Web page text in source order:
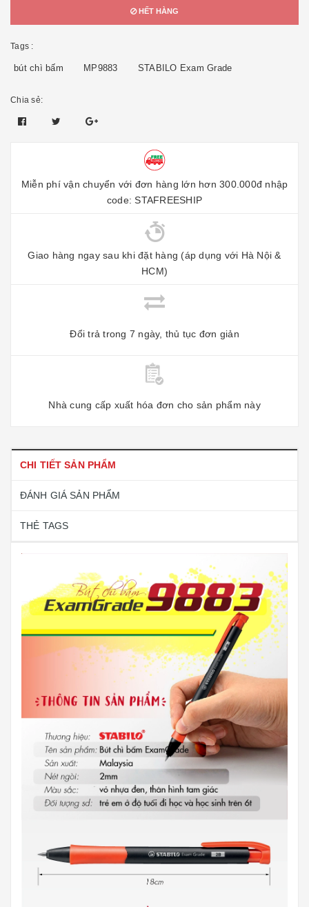
HẾT HÀNG
Tags :
bút chì bấm MP9883 STABILO Exam Grade
Chia sẻ:
Miễn phí vận chuyển với đơn hàng lớn hơn 300.000đ nhập
code: STAFREESHIP
Giao hàng ngay sau khi đặt hàng (áp dụng với Hà Nội &
HCM)
Đổi trả trong 7 ngày, thủ tục đơn giản
Nhà cung cấp xuất hóa đơn cho sản phẩm này
CHI TIẾT SẢN PHẨM
ĐÁNH GIÁ SẢN PHẨM
THẺ TAGS